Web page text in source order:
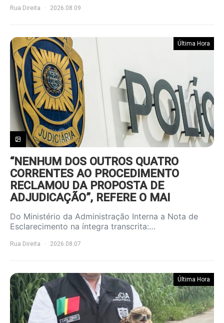
Rua Direita 2026.08.09
Última Hora
“NENHUM DOS OUTROS QUATRO
CORRENTES AO PROCEDIMENTO
RECLAMOU DA PROPOSTA DE
ADJUDICAÇÃO”, REFERE O MAI
Do Ministério da Administração Interna a Nota de
Esclarecimento na íntegra transcrita:…
Rua Direita 2026.08.07
Última Hora